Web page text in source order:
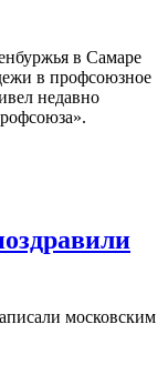
в Самаре
в профсоюзное
недавно
московским